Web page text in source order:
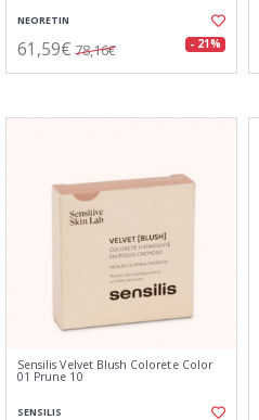
NEORETIN
61,59€ 78,16€ - 21%
Sensilis Velvet Blush Colorete Color
01 Prune 10
SENSILIS